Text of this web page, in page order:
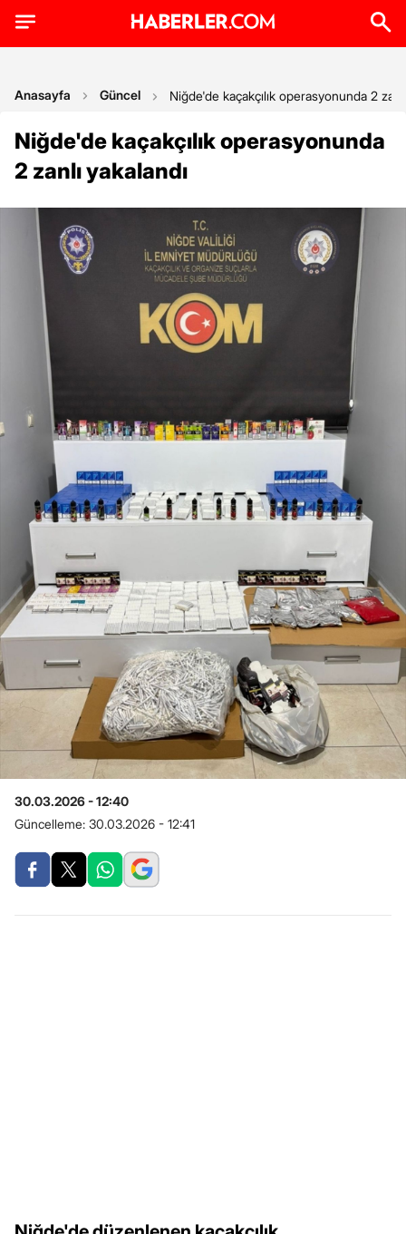
Anasayfa Güncel Niğde'de kaçakçılık operasyonunda 2
Niğde'de kaçakçılık operasyonunda
2 zanlı yakalandı
30.03.2026 - 12:40
Güncelleme: 30.03.2026 - 12:41